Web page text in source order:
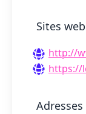
Sites
http://
https://
Adresses